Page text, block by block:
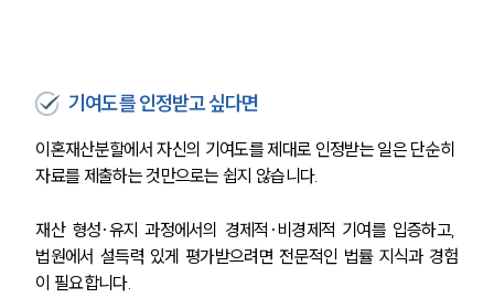
기여도를 인정받고 싶다면
이혼재산분할에서 자신의 기여도를 제대로 인정받는 일은 단순히
자료를 제출하는 것만으로는 쉽지 않습니다.
재산 형성·유지 과정에서의 경제적·비경제적 기여를 입증하고,
법원에서 설득력 있게 평가받으려면 전문적인 법률 지식과 경험
이 필요합니다.